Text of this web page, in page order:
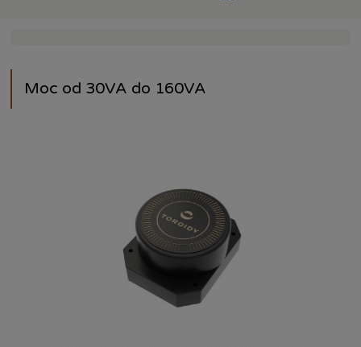
Moc od 30VA do 160VA